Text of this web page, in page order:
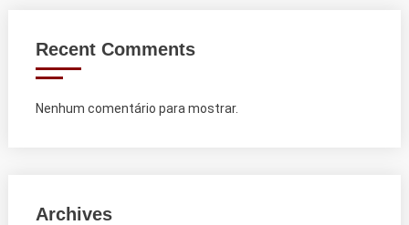
Recent Comments
Nenhum comentário para mostrar.
Archives